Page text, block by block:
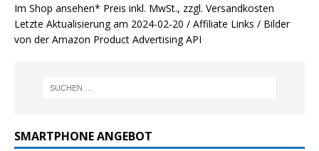
Im Shop ansehen* Preis inkl. MwSt., zzgl. Versandkosten
Letzte Aktualisierung am 2024-02-20 / Affiliate Links / Bilder
von der Amazon Product Advertising API
SMARTPHONE ANGEBOT